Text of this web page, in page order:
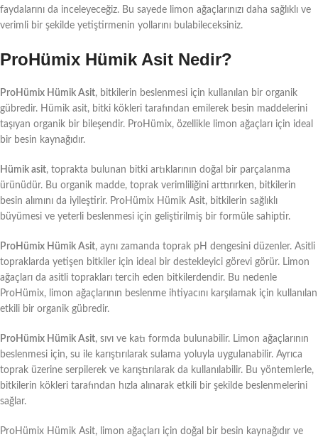
faydalarını da inceleyeceğiz. Bu sayede limon ağaçlarınızı daha sağlıklı ve
verimli bir şekilde yetiştirmenin yollarını bulabileceksiniz.
ProHümix Hümik Asit Nedir?
ProHümix Hümik Asit, bitkilerin beslenmesi için kullanılan bir organik
gübredir. Hümik asit, bitki kökleri tarafından emilerek besin maddelerini
taşıyan organik bir bileşendir. ProHümix, özellikle limon ağaçları için ideal
bir besin kaynağıdır.
Hümik asit, toprakta bulunan bitki artıklarının doğal bir parçalanma
ürünüdür. Bu organik madde, toprak verimliliğini arttırırken, bitkilerin
besin alımını da iyileştirir. ProHümix Hümik Asit, bitkilerin sağlıklı
büyümesi ve yeterli beslenmesi için geliştirilmiş bir formüle sahiptir.
ProHümix Hümik Asit, aynı zamanda toprak pH dengesini düzenler. Asitli
topraklarda yetişen bitkiler için ideal bir destekleyici görevi görür. Limon
ağaçları da asitli toprakları tercih eden bitkilerdendir. Bu nedenle
ProHümix, limon ağaçlarının beslenme ihtiyacını karşılamak için kullanılan
etkili bir organik gübredir.
ProHümix Hümik Asit, sıvı ve katı formda bulunabilir. Limon ağaçlarının
beslenmesi için, su ile karıştırılarak sulama yoluyla uygulanabilir. Ayrıca
toprak üzerine serpilerek ve karıştırılarak da kullanılabilir. Bu yöntemlerle,
bitkilerin kökleri tarafından hızla alınarak etkili bir şekilde beslenmelerini
sağlar.
ProHümix Hümik Asit, limon ağaçları için doğal bir besin kaynağıdır ve